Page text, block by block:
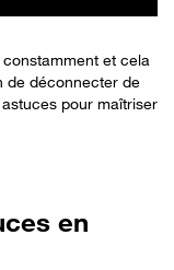
et cela
de déconnecter de
pour maîtriser
en